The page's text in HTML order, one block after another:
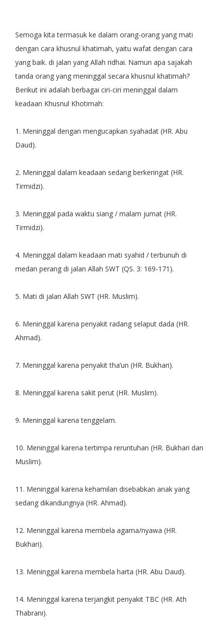
Semoga kita termasuk ke dalam orang-orang yang mati
dengan cara khusnul khatimah, yaitu wafat dengan cara
yang baik. di jalan yang Allah ridhai. Namun apa sajakah
tanda orang yang meninggal secara khusnul khatimah?
Berikut ini adalah berbagai ciri-ciri meninggal dalam
keadaan Khusnul Khotimah:
1. Meninggal dengan mengucapkan syahadat (HR. Abu
Daud).
2. Meninggal dalam keadaan sedang berkeringat (HR.
Tirmidzi).
3. Meninggal pada waktu siang / malam jumat (HR.
Tirmidzi).
4. Meninggal dalam keadaan mati syahid / terbunuh di
medan perang di jalan Allah SWT (QS. 3: 169-171).
5. Mati di jalan Allah SWT (HR. Muslim).
6. Meninggal karena penyakit radang selaput dada (HR.
Ahmad).
7. Meninggal karena penyakit tha’un (HR. Bukhari).
8. Meninggal karena sakit perut (HR. Muslim).
9. Meninggal karena tenggelam.
10. Meninggal karena tertimpa reruntuhan (HR. Bukhari dan
Muslim).
11. Meninggal karena kehamilan disebabkan anak yang
sedang dikandungnya (HR. Ahmad).
12. Meninggal karena membela agama/nyawa (HR.
Bukhari).
13. Meninggal karena membela harta (HR. Abu Daud).
14. Meninggal karena terjangkit penyakit TBC (HR. Ath
Thabrani).